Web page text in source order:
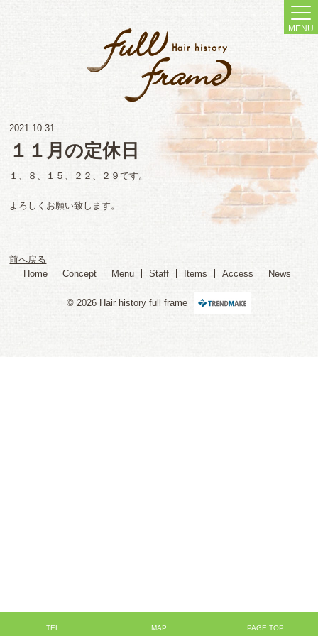
MENU
2021.10.31
１１月の定休日
１、８、１５、２２、２９です。
よろしくお願い致します。
前へ戻る
Home
Concept Menu Staff Items Access News
© 2026 Hair history full frame
TEL MAP PAGE TOP